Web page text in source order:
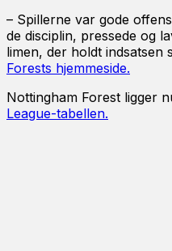
– Spillerne var gode
de disciplin, pressede og
limen, der holdt
Forests hjemmeside.
Nottingham Forest ligger
League-tabellen.